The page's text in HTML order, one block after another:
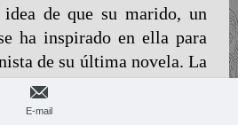
de que su marido, un
ha inspirado en ella para
de su última novela. La
el debut literario de la
Virginia Feito, que…
E-mail